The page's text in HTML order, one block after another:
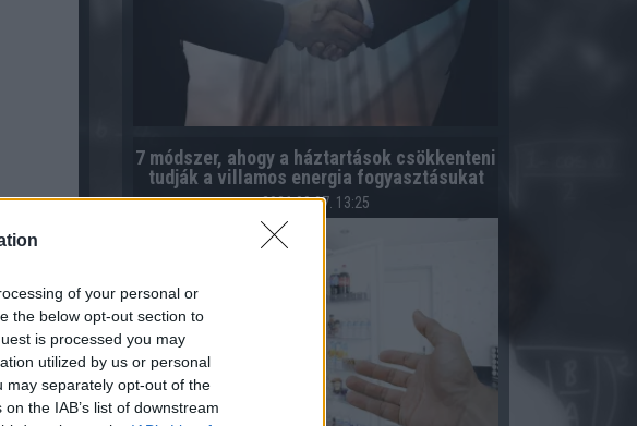
of your personal or
the below opt-out section to
is processed you may
utilized by us or personal
may separately opt-out of the
the IAB’s list of downstream
7 módszer, ahogy a háztartások csökkenteni
tudják a villamos energia fogyasztásukat
2026.08.07. 13:25